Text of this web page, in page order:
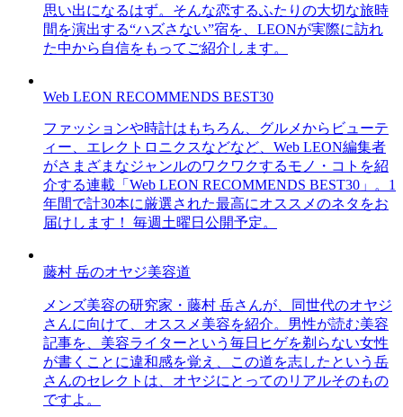
思い出になるはず。そんな恋するふたりの大切な旅時
間を演出する“ハズさない”宿を、LEONが実際に訪れ
た中から自信をもってご紹介します。
Web LEON RECOMMENDS BEST30
ファッションや時計はもちろん、グルメからビューテ
ィー、エレクトロニクスなどなど、Web LEON編集者
がさまざまなジャンルのワクワクするモノ・コトを紹
介する連載「Web LEON RECOMMENDS BEST30」。1
年間で計30本に厳選された最高にオススメのネタをお
届けします！ 毎週土曜日公開予定。
藤村 岳のオヤジ美容道
メンズ美容の研究家・藤村 岳さんが、同世代のオヤジ
さんに向けて、オススメ美容を紹介。男性が読む美容
記事を、美容ライターという毎日ヒゲを剃らない女性
が書くことに違和感を覚え、この道を志したという岳
さんのセレクトは、オヤジにとってのリアルそのもの
ですよ。